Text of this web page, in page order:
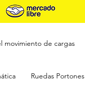
movimiento de cargas
Ruedas Portones